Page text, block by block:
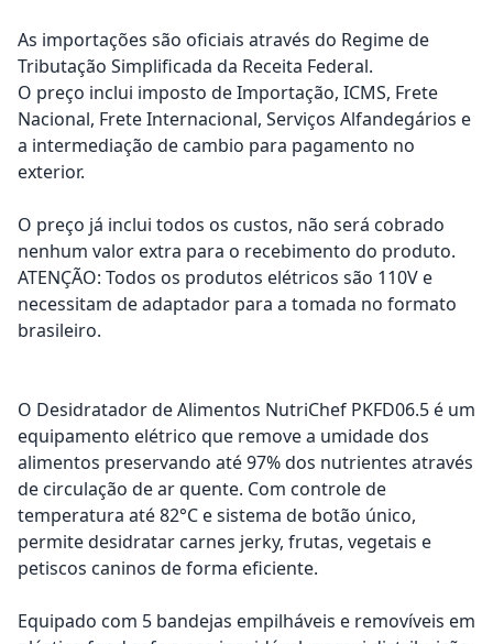
As importações são oficiais através do Regime de
Tributação Simplificada da Receita Federal.
O preço inclui imposto de Importação, ICMS, Frete
Nacional, Frete Internacional, Serviços Alfandegários e
a intermediação de cambio para pagamento no
exterior.
O preço já inclui todos os custos, não será cobrado
nenhum valor extra para o recebimento do produto.
ATENÇÃO: Todos os produtos elétricos são 110V e
necessitam de adaptador para a tomada no formato
brasileiro.
O Desidratador de Alimentos NutriChef PKFD06.5 é um
equipamento elétrico que remove a umidade dos
alimentos preservando até 97% dos nutrientes através
de circulação de ar quente. Com controle de
temperatura até 82°C e sistema de botão único,
permite desidratar carnes jerky, frutas, vegetais e
petiscos caninos de forma eficiente.
Equipado com 5 bandejas empilháveis e removíveis em